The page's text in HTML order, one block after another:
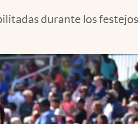
durante los